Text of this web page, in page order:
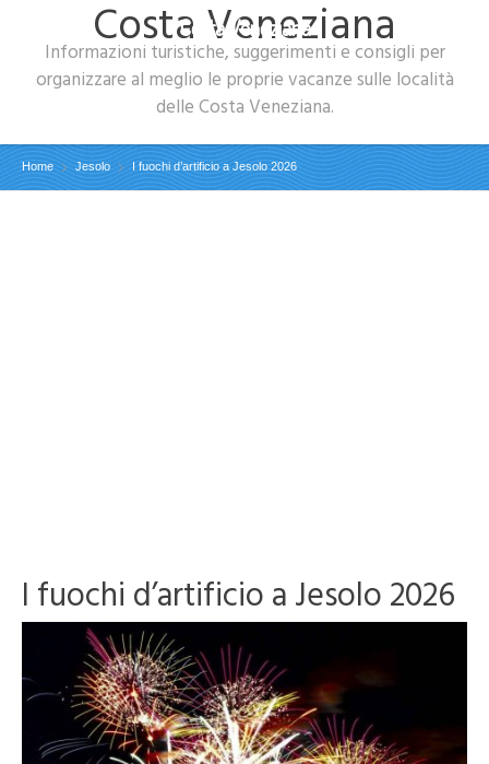
Costa Veneziana
Informazioni turistiche, suggerimenti e consigli per
organizzare al meglio le proprie vacanze sulle località
delle Costa Veneziana.
Home Jesolo I fuochi d’artificio a Jesolo 2026
I fuochi d’artificio a Jesolo 2026
Costa Veneziana